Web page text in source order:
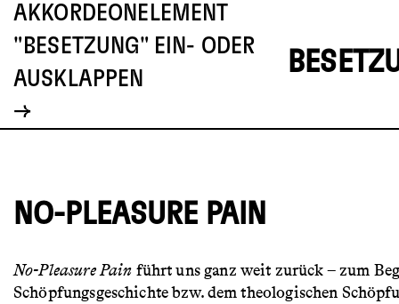
AKKORDEONELEMENT
"BESETZUNG" EIN- ODER
AUSKLAPPEN
NO-PLEASURE PAIN
No-Pleasure Pain führt uns ganz weit zurück – zum
Schöpfungsgeschichte bzw. dem theologischen